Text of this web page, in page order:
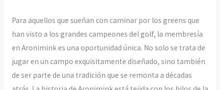
Para aquellos que sueñan con caminar por los greens que
han visto a los grandes campeones del golf, la membresía
en Aronimink es una oportunidad única. No solo se trata de
jugar en un campo exquisitamente diseñado, sino también
de ser parte de una tradición que se remonta a décadas